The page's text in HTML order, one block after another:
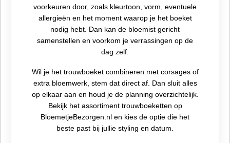
voorkeuren door, zoals kleurtoon, vorm, eventuele
allergieën en het moment waarop je het boeket
nodig hebt. Dan kan de bloemist gericht
samenstellen en voorkom je verrassingen op de
dag zelf.
Wil je het trouwboeket combineren met corsages of
extra bloemwerk, stem dat direct af. Dan sluit alles
op elkaar aan en houd je de planning overzichtelijk.
Bekijk het assortiment trouwboeketten op
BloemetjeBezorgen.nl en kies de optie die het
beste past bij jullie styling en datum.